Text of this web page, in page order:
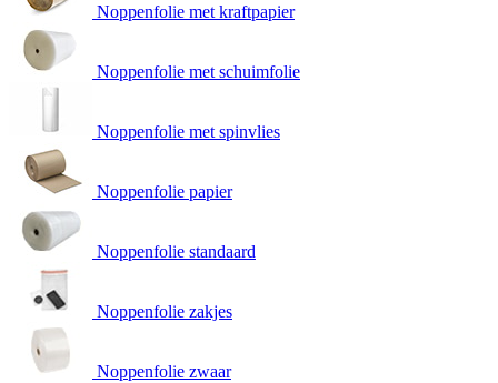
Noppenfolie met kraftpapier
Noppenfolie met schuimfolie
Noppenfolie met spinvlies
Noppenfolie papier
Noppenfolie standaard
Noppenfolie zakjes
Noppenfolie zwaar